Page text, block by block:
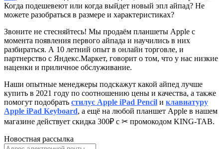
Когда подешевеют или когда выйдет новый эпл айпад? Не
можете разобраться в размере и характеристиках?
Звоните не стесняйтесь! Мы продаём планшеты Apple с
момента появления первого айпада и научились в них
разбираться. А 10 летний опыт в онлайн торговле, и
партнерство с Яндекс.Маркет, говорит о том, что у нас низкие
наценки и приличное обслуживание.
Наши опытные менеджеры подскажут какой айпед лучше
купить в 2021 году по соотношению цены и качества, а также
помогут подобрать стилус Apple iPad Pencil и клавиатуру
Apple iPad Keyboard, а ещё на любой планшет Apple в нашем
магазине действует скидка 300₽ с ✂ промокодом KING-TAB.
Новостная рассылка